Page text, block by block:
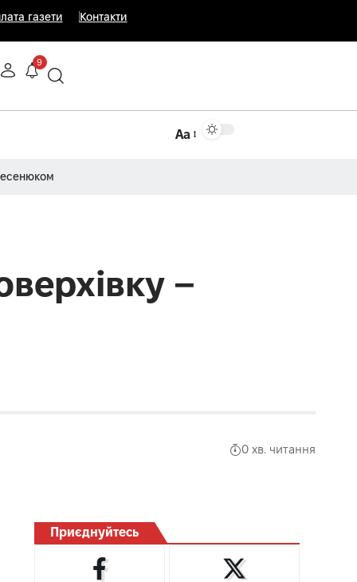
газети Контакти
9
Аа
–
0 хв. читання
Приєднуйтесь